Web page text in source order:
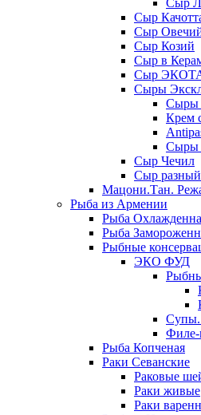
Сыр
Сыр
Сыр
Сыр Козий
Сыр в
Сыр
Сыры
Сыры
Крем
Сыры
Сыр Чечил
Сыр разный
Мацони.Тан.
Рыба из Армении
Рыба
Рыба
Рыбные
ЭКО ФУД
Филе-
Рыба Копченая
Раки Севанские
Раковые
Раки живые
Раки